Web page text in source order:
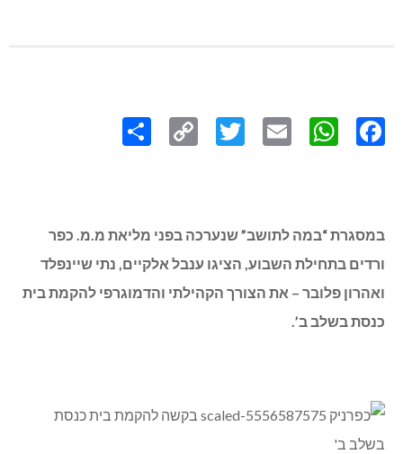
Link
במסגרת “במה לתושב” שנערכה בפני מליאת מ.מ. כפר
ורדים בתחילת השבוע, הציגו ענבל אלקיים, נתי שיינפלד
ואהרון פלובר – את הצורך הקהילתי והדמוגרפי להקמת בית
כנסת בשלב ב’.